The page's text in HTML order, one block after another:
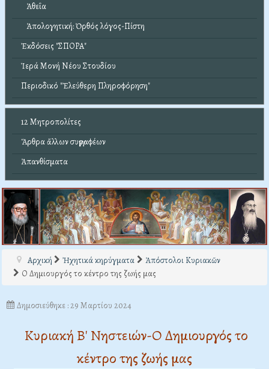
Ἀθεΐα
Ἀπολογητική: Ὀρθός λόγος-Πίστη
Ἐκδόσεις "ΣΠΟΡΑ"
Ἱερά Μονή Νέου Στουδίου
Περιοδικό "Ἐλεύθερη Πληροφόρηση"
12 Μητροπολίτες
Ἄρθρα ἄλλων συγγραφέων
Ἀπανθίσματα
Αρχική Ἠχητικά κηρύγματα
Ἀπόστολοι Κυριακῶν
Ο Δημιουργός το κέντρο της ζωής μας
Δημοσιεύθηκε : 29 Μαρτίου 2024
Κυριακή Β' Νηστειών-Ο Δημιουργός το
κέντρο της ζωής μας